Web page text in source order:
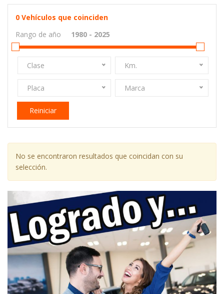
0 Vehículos que coinciden
Rango de año
Clase Km.
Placa Marca
Reiniciar
No se encontraron resultados que coincidan con su
selección.